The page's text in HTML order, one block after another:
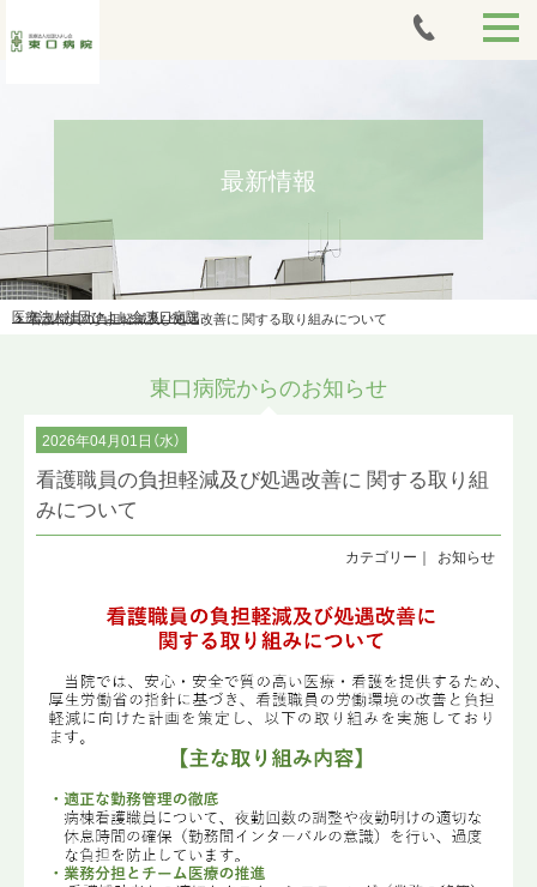
当日胃カメラ
入院案内
アートメイク
人間ドック・健康診断
痩身治療
法人案内
最新情報
医療法人社団ひよし会 東口病院
看護職員の負担軽減及び処遇改善に 関する取り組みについて
東口病院からのお知らせ
2026年04月01日（水）
看護職員の負担軽減及び処遇改善に 関する取り組
みについて
お知らせ